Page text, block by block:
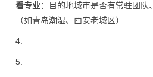
看专业：目的地城市是否有常驻团队
（如青岛潮湿、西安老城区）
4.
5.